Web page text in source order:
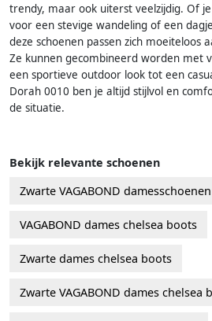
trendy, maar ook uiterst veelzijdig. Of
voor een stevige wandeling of een
deze schoenen passen zich moeiteloos
Ze kunnen gecombineerd worden met
een sportieve outdoor look tot een
Dorah 0010 ben je altijd stijlvol en
de situatie.
Bekijk relevante schoenen
Zwarte VAGABOND damesschoenen
VAGABOND dames chelsea boots
Zwarte dames chelsea boots
Zwarte VAGABOND dames chelsea